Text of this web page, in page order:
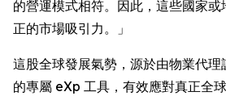
的營運模式相符。因此，這些國家
正的市場吸引力。」
這股全球發展氣勢，源於由物業代
的專屬 eXp 工具，有效應對真正全